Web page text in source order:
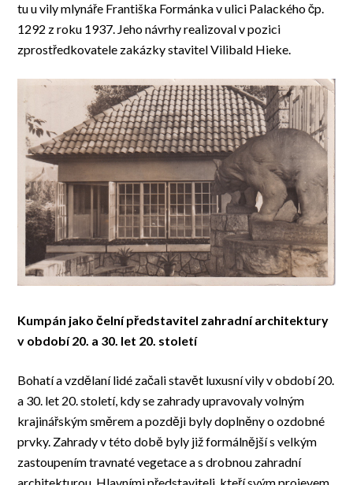
tu u vily mlynáře Františka Formánka v ulici Palackého čp.
1292 z roku 1937. Jeho návrhy realizoval v pozici
zprostředkovatele zakázky stavitel Vilibald Hieke.
Kumpán jako čelní představitel zahradní architektury
v období 20. a 30. let 20. století
Bohatí a vzdělaní lidé začali stavět luxusní vily v období 20.
a 30. let 20. století, kdy se zahrady upravovaly volným
krajinářským směrem a později byly doplněny o ozdobné
prvky. Zahrady v této době byly již formálnější s velkým
zastoupením travnaté vegetace a s drobnou zahradní